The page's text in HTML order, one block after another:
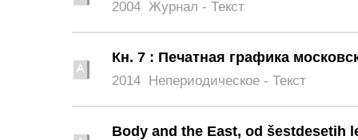
2004 Журнал - Текст
Кн. 7 : Печатная графика
2014 Непериодическое - Текст
Body and the East, od šestdesetih